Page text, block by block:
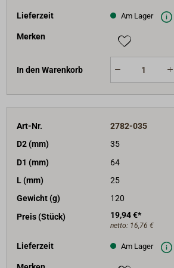
Lieferzeit Am Lager
Merken
In den Warenkorb
Art-Nr.
2782-035
D2 (mm)
35
D1 (mm)
64
L (mm)
25
Gewicht (g)
120
Preis (Stück)
19,94 €*
netto: 16,76 €
Lieferzeit Am Lager